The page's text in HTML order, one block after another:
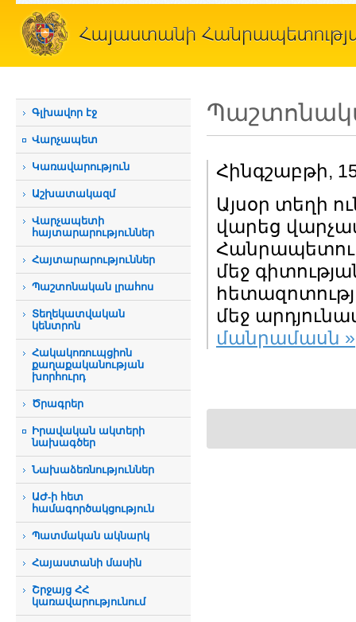
Գլխավոր էջ
Վարչապետ
Կառավարություն
Աշխատակազմ
Վարչապետի
հայտարարություններ
Հայտարարություններ
Պաշտոնական լրահոս
Տեղեկատվական
կենտրոն
Հակակոռուպցիոն
քաղաքականության
խորհուրդ
Ծրագրեր
Իրավական ակտերի
նախագծեր
Նախաձեռնություններ
ԱԺ-ի հետ
համագործակցություն
Պատմական ակնարկ
Հայաստանի մասին
Շրջայց ՀՀ
կառավարությունում
Հինգշաբթի,
Այսօր տեղի
վարեց
մեջ
մեջ
մանրամասն »